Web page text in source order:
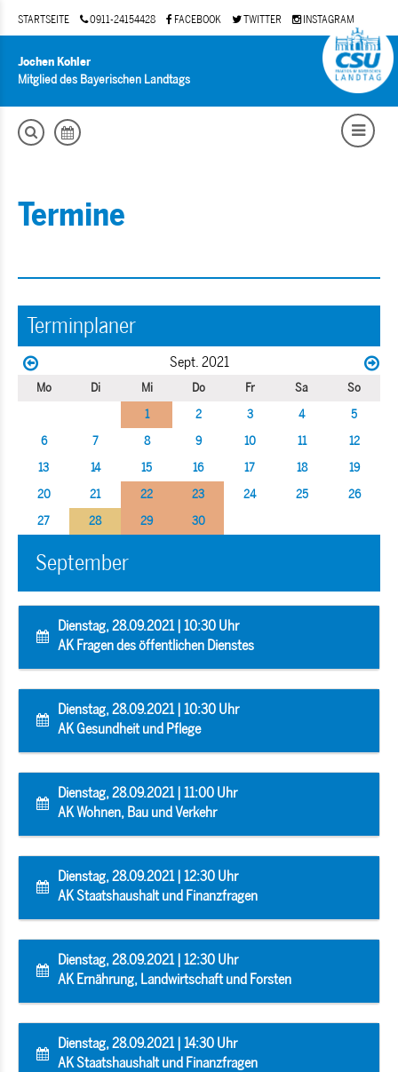
STARTSEITE 0911-24154428 FACEBOOK TWITTER INSTAGRAM
Jochen Kohler
Mitglied des Bayerischen Landtags
Termine
Terminplaner
Sept. 2021
Mo Di Mi Do Fr Sa
So
1
2 3 4
5
6
7 8 9 10 11
12
13
14 15 16 17 18
19
20
21 22 23 24 25
26
27
28 29 30
September
Dienstag, 28.09.2021 | 10:30 Uhr
AK Fragen des öffentlichen Dienstes
Dienstag, 28.09.2021 | 10:30 Uhr
AK Gesundheit und Pflege
Dienstag, 28.09.2021 | 11:00 Uhr
AK Wohnen, Bau und Verkehr
Dienstag, 28.09.2021 | 12:30 Uhr
AK Staatshaushalt und Finanzfragen
Dienstag, 28.09.2021 | 12:30 Uhr
AK Ernährung, Landwirtschaft und Forsten
Dienstag, 28.09.2021 | 14:30 Uhr
AK Staatshaushalt und Finanzfragen